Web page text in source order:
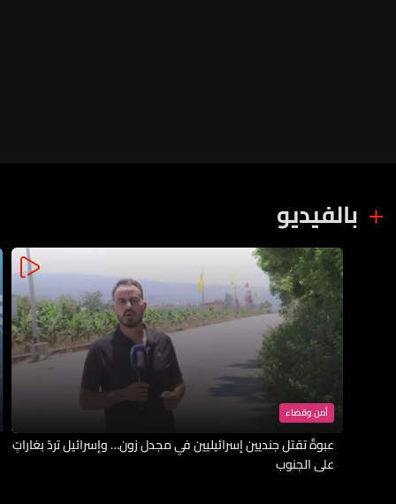
بالفيديو
أمن وقضاء
عبوةٌ تقتل جنديين إسرائيليين في مجدل زون… وإسرائيل تردّ بغاراتٍ
على الجنوب